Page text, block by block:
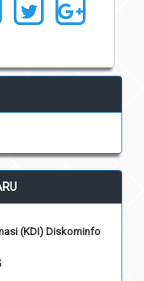
(KDI) Diskominfo